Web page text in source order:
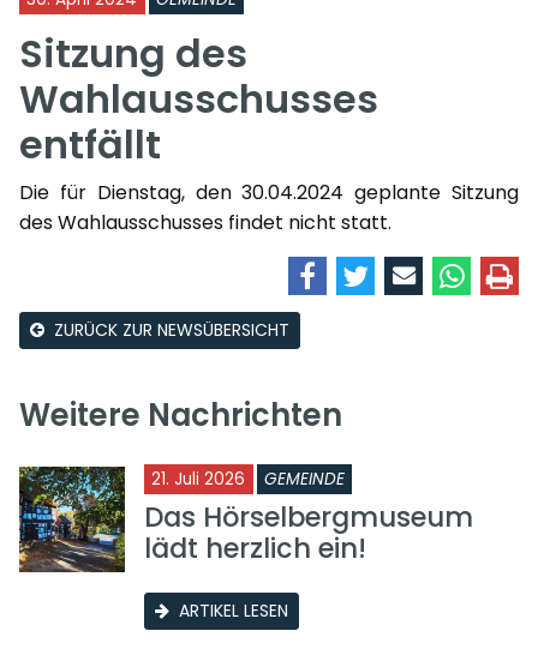
Sitzung des
Wahlausschusses
entfällt
Die für Dienstag, den 30.04.2024 geplante Sitzung
des Wahlausschusses findet nicht statt.
ZURÜCK ZUR NEWSÜBERSICHT
Weitere Nachrichten
21. Juli 2026 GEMEINDE
Das Hörselbergmuseum
lädt herzlich ein!
ARTIKEL LESEN